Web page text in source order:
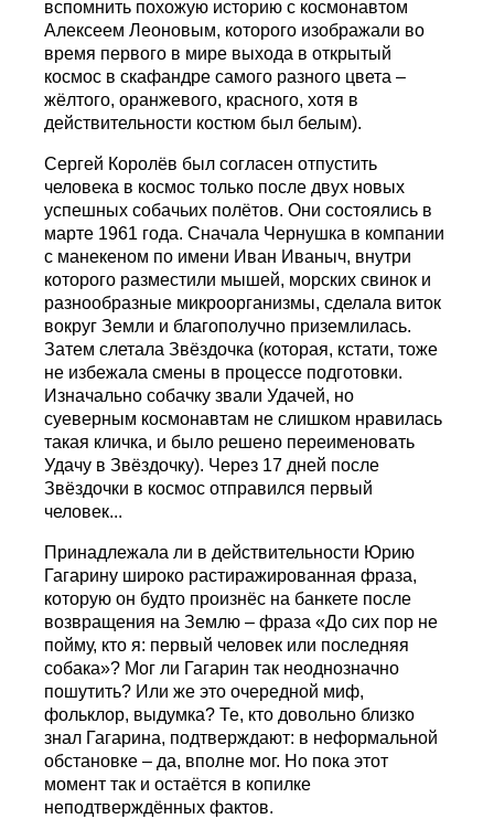
вспомнить похожую историю с космонавтом
Алексеем Леоновым, которого изображали во
время первого в мире выхода в открытый
космос в скафандре самого разного цвета –
жёлтого, оранжевого, красного, хотя в
действительности костюм был белым).
Сергей Королёв был согласен отпустить
человека в космос только после двух новых
успешных собачьих полётов. Они состоялись в
марте 1961 года. Сначала Чернушка в компании
с манекеном по имени Иван Иваныч, внутри
которого разместили мышей, морских свинок и
разнообразные микроорганизмы, сделала виток
вокруг Земли и благополучно приземлилась.
Затем слетала Звёздочка (которая, кстати, тоже
не избежала смены в процессе подготовки.
Изначально собачку звали Удачей, но
суеверным космонавтам не слишком нравилась
такая кличка, и было решено переименовать
Удачу в Звёздочку). Через 17 дней после
Звёздочки в космос отправился первый
человек...
Принадлежала ли в действительности Юрию
Гагарину широко растиражированная фраза,
которую он будто произнёс на банкете после
возвращения на Землю – фраза «До сих пор не
пойму, кто я: первый человек или последняя
собака»? Мог ли Гагарин так неоднозначно
пошутить? Или же это очередной миф,
фольклор, выдумка? Те, кто довольно близко
знал Гагарина, подтверждают: в неформальной
обстановке – да, вполне мог. Но пока этот
момент так и остаётся в копилке
неподтверждённых фактов.